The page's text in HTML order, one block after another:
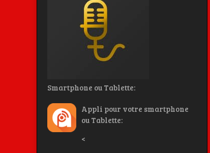
Smartphone ou Tablette:
Appli pour votre smartphone
ou Tablette:
<